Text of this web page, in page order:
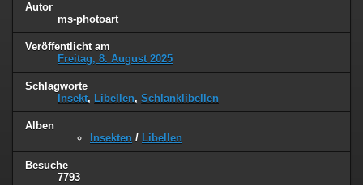
Autor
ms-photoart
Veröffentlicht am
Freitag, 8. August 2025
Schlagworte
Insekt, Libellen, Schlanklibellen
Alben
Insekten / Libellen
Besuche
7793